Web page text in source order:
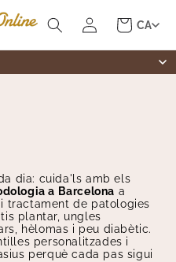
sesión
CarritoCA
dia: cuida'ls amb els
a Barcelona a
tractament de patologies
plantar, ungles
hèlomas i peu diabètic.
personalitzades i
perquè cada pas sigui